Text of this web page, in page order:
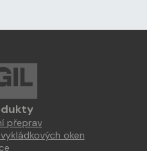
přeprav
oken